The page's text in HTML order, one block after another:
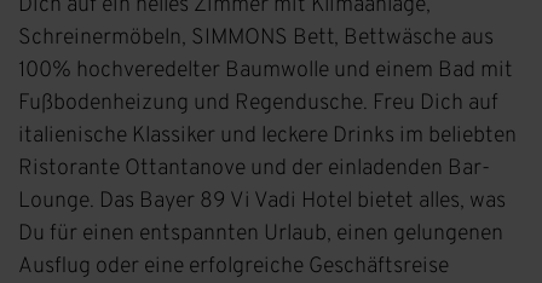
Schreinermöbeln, SIMMONS Bett, Bettwäsche aus
100% hochveredelter Baumwolle und einem Bad mit
Fußbodenheizung und Regendusche. Freu Dich auf
italienische Klassiker und leckere Drinks im beliebten
Ristorante Ottantanove und der einladenden Bar-
Lounge. Das Bayer 89 Vi Vadi Hotel bietet alles, was
Du für einen entspannten Urlaub, einen gelungenen
Ausflug oder eine erfolgreiche Geschäftsreise